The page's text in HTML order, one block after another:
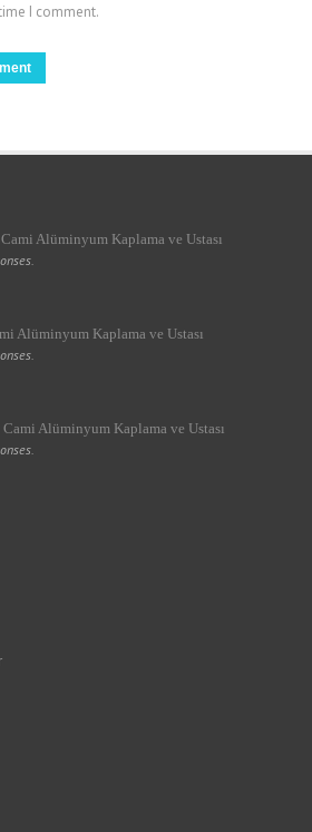
I comment.
Alüminyum Kaplama ve Ustası
Alüminyum Kaplama ve Ustası
Alüminyum Kaplama ve Ustası